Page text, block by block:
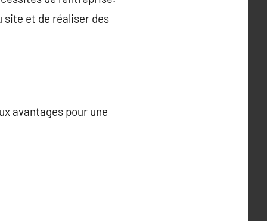
site et de réaliser des
avantages pour une